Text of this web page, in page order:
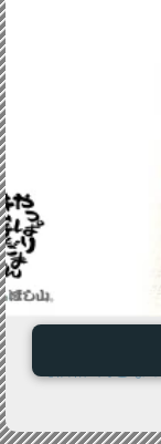
京都キムチの
【価格1円とな